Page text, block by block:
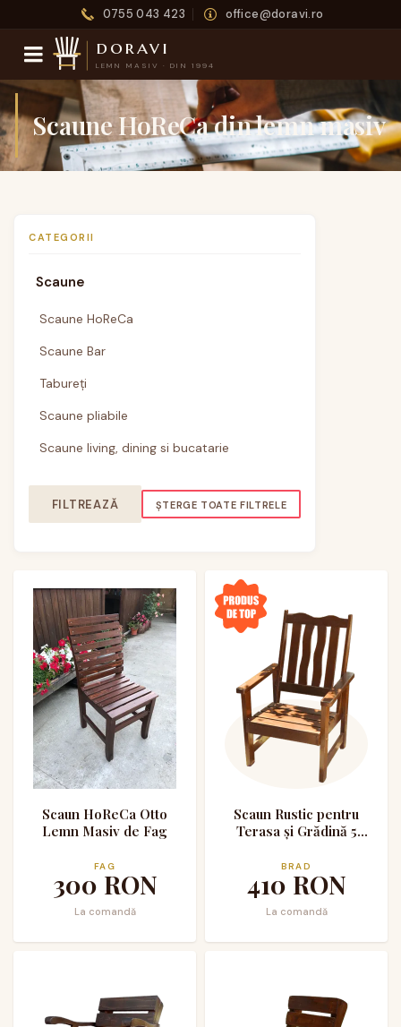
0755 043 423 office@doravi.ro
doravi
LEMN MASIV · DIN 1994
Scaune HoReCa din lemn masiv
CATEGORII
Scaune
Scaune HoReCa
Scaune Bar
Tabureți
Scaune pliabile
Scaune living, dining si bucatarie
FILTREAZĂ ȘTERGE TOATE FILTRELE
Scaun HoReCa Otto
Lemn Masiv de Fag
FAG
300 RON
La comandă
Scaun Rustic pentru
Terasa și Grădină 5
BRAD
410 RON
La comandă